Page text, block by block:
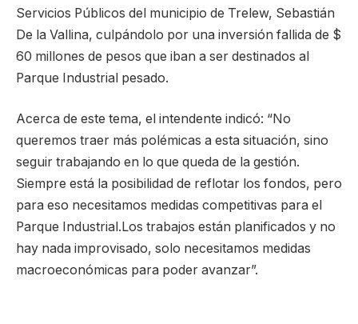
Servicios Públicos del municipio de Trelew, Sebastián
De la Vallina, culpándolo por una inversión fallida de $
60 millones de pesos que iban a ser destinados al
Parque Industrial pesado.
Acerca de este tema, el intendente indicó: “No
queremos traer más polémicas a esta situación, sino
seguir trabajando en lo que queda de la gestión.
Siempre está la posibilidad de reflotar los fondos, pero
para eso necesitamos medidas competitivas para el
Parque Industrial.Los trabajos están planificados y no
hay nada improvisado, solo necesitamos medidas
macroeconómicas para poder avanzar”.